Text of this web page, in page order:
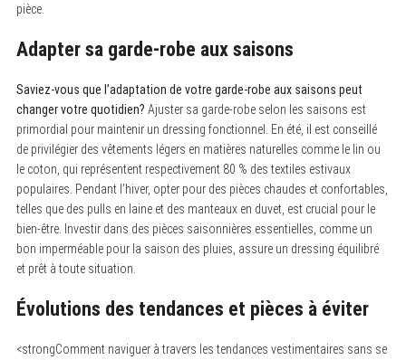
pièce.
Adapter sa garde-robe aux saisons
Saviez-vous que l’adaptation de votre garde-robe aux saisons peut
changer votre quotidien? Ajuster sa garde-robe selon les saisons est
primordial pour maintenir un dressing fonctionnel. En été, il est conseillé
de privilégier des vêtements légers en matières naturelles comme le lin ou
le coton, qui représentent respectivement 80 % des textiles estivaux
populaires. Pendant l’hiver, opter pour des pièces chaudes et confortables,
telles que des pulls en laine et des manteaux en duvet, est crucial pour le
bien-être. Investir dans des pièces saisonnières essentielles, comme un
bon imperméable pour la saison des pluies, assure un dressing équilibré
et prêt à toute situation.
Évolutions des tendances et pièces à éviter
<strongComment naviguer à travers les tendances vestimentaires sans se